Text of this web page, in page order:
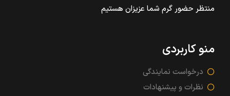
منتظر حضور گرم شما عزیزان هستیم
منو کاربردی
درخواست نمایندگی
نظرات و پیشنهادات